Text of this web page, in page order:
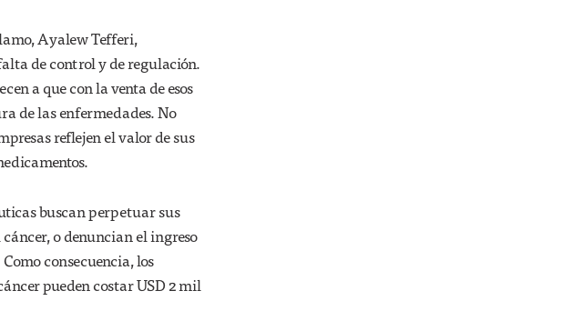
Ayalew Tefferi,
de control y de regulación.
a que con la venta de esos
de las enfermedades. No
reflejen el valor de sus
buscan perpetuar sus
o denuncian el ingreso
consecuencia, los
pueden costar USD 2 mil